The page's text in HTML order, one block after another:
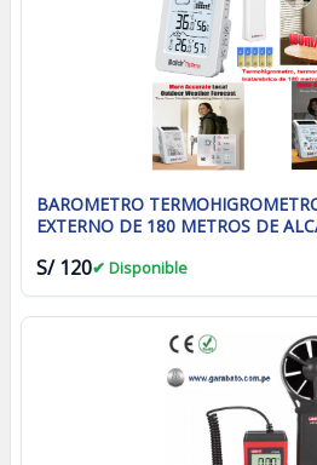
BAROMETRO
EXTERNO DE 180 METROS DE
S/ 120✔ Disponible